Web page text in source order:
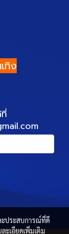
ทิง
ะประสบการณ์ที่ดี
ะเอียดเพิ่มเติม